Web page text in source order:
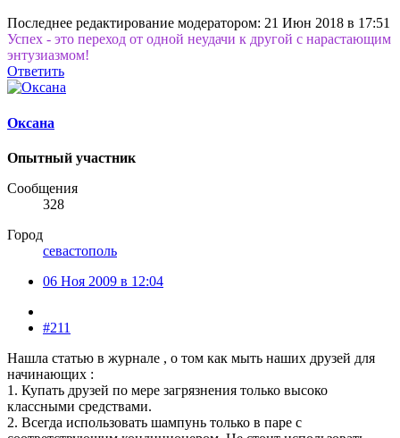
Последнее редактирование модератором: 21 Июн 2018 в 17:51
Успех - это переход от одной неудачи к другой с нарастающим
энтузиазмом!
Ответить
Оксана
Опытный участник
Сообщения
328
Город
севастополь
06 Ноя 2009 в 12:04
#211
Нашла статью в журнале , о том как мыть наших друзей для
начинающих :
1. Купать друзей по мере загрязнения только высоко
классными средствами.
2. Всегда использовать шампунь только в паре с